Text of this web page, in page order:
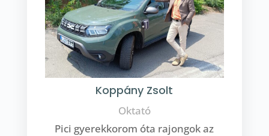
Koppány Zsolt
Oktató
Pici gyerekkorom óta rajongok az